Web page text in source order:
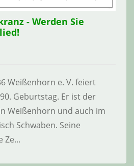
- Werden Sie
Weißenhorn e. V. feiert
Geburtstag. Er ist der
Weißenhorn und auch im
Schwaben. Seine
Ze...